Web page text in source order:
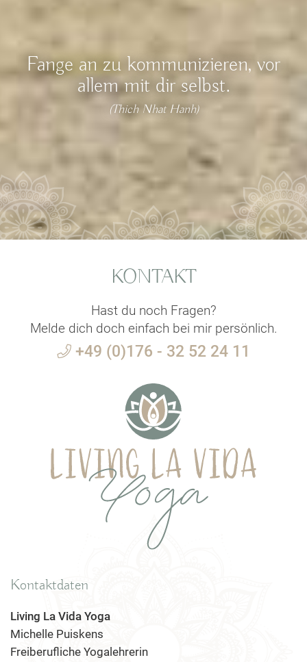
Fange an zu kommunizieren, vor
allem mit dir selbst.
(Thich Nhat Hanh)
KONTAKT
Hast du noch Fragen?
Melde dich doch einfach bei mir persönlich.
+49 (0)176 - 32 52 24 11
Kontaktdaten
Living La Vida Yoga
Michelle Puiskens
Freiberufliche Yogalehrerin